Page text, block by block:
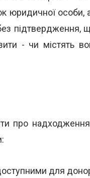
юридичної
- чи містять
про
для